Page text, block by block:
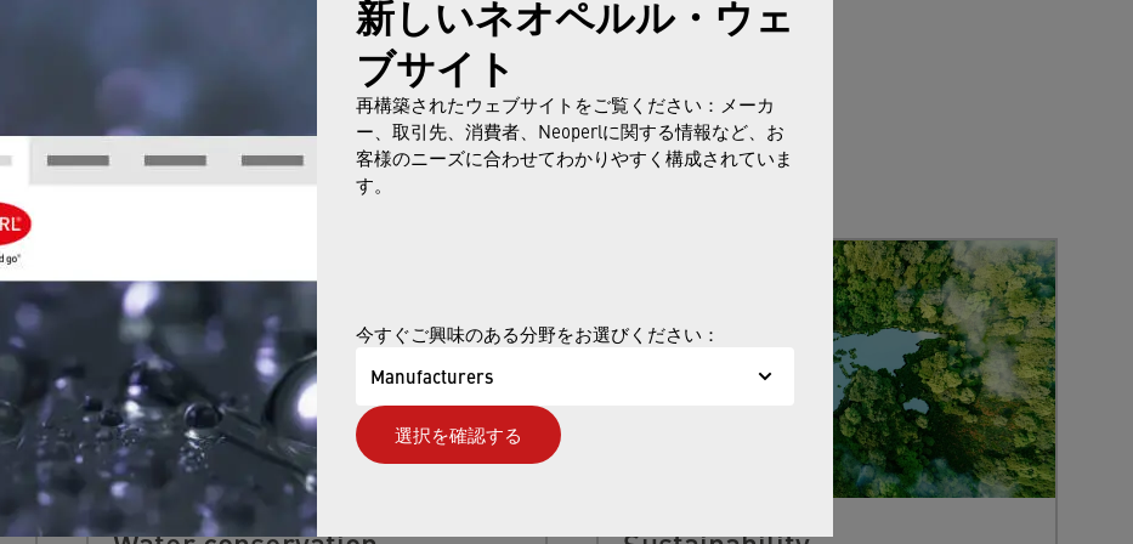
新しいネオペルル・ウェ
ブサイト
再構築されたウェブサイトをご覧ください：メーカ
ー、取引先、消費者、Neoperlに関する情報など、お
客様のニーズに合わせてわかりやすく構成されていま
す。
今すぐご興味のある分野をお選びください：
Manufacturers
選択を確認する
ALSO BE INTERESTED IN